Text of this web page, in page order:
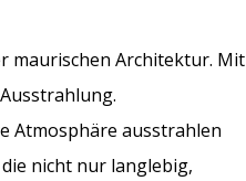
maurischen Architektur. Mit
Atmosphäre ausstrahlen
nicht nur langlebig,